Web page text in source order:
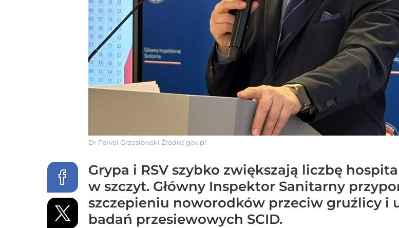
Dr Paweł Grzesiowski Źródło: gov.pl
Grypa i RSV szybko zwiększają liczbę
w szczyt. Główny Inspektor Sanitarny
szczepieniu noworodków przeciw gruźlicy i
badań przesiewowych SCID.